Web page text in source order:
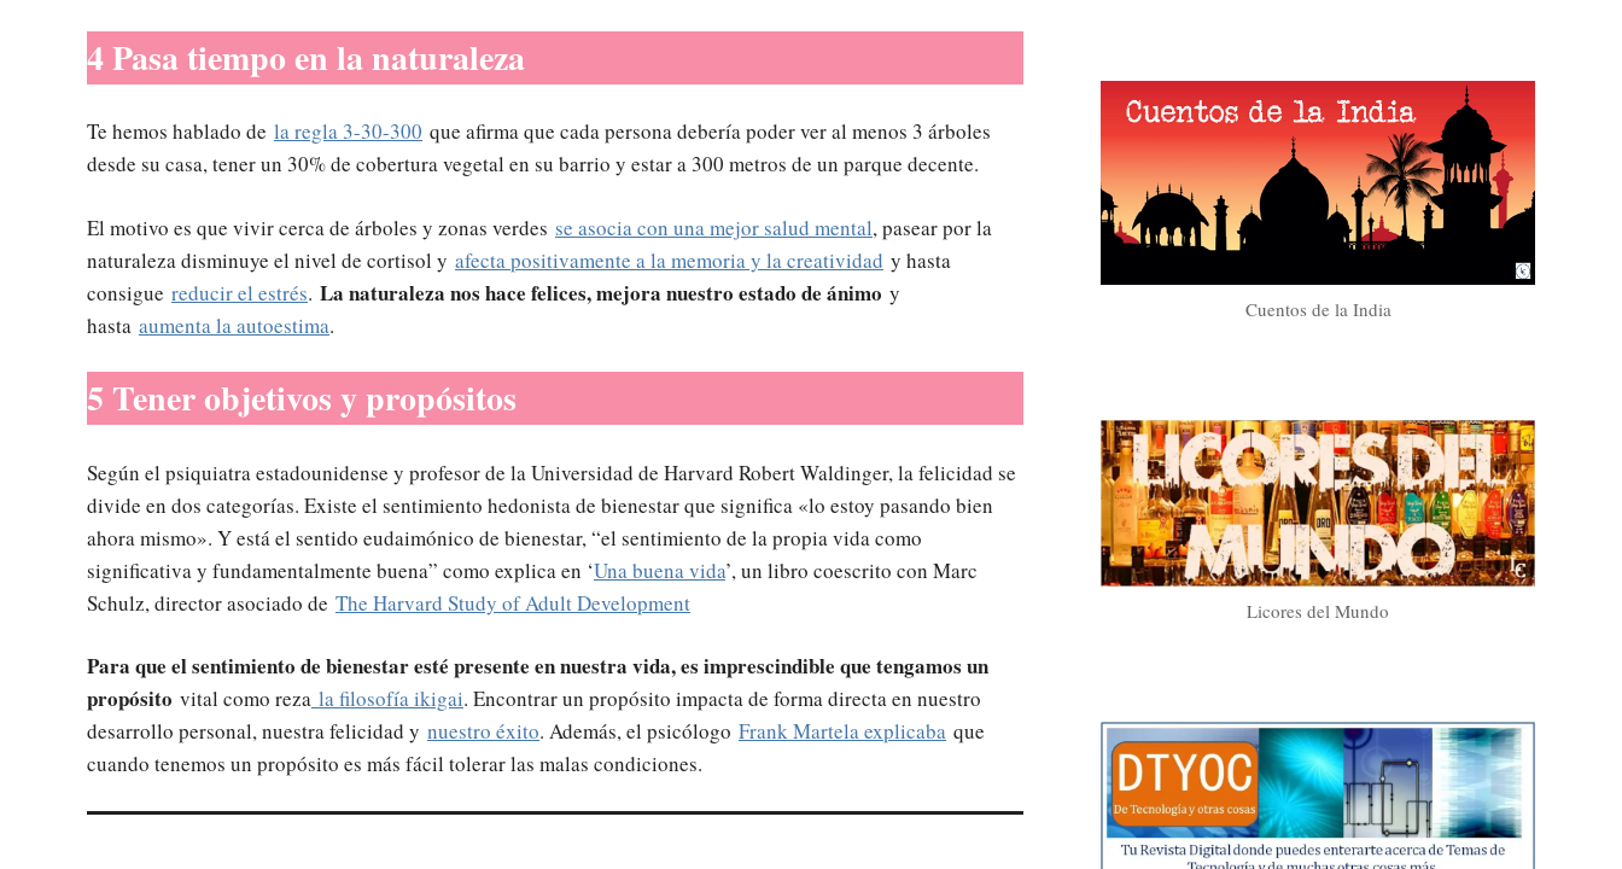
4 Pasa tiempo en la naturaleza
Te hemos hablado de la regla 3-30-300 que afirma que cada persona debería poder ver al menos 3 árboles
desde su casa, tener un 30% de cobertura vegetal en su barrio y estar a 300 metros de un parque decente.
El motivo es que vivir cerca de árboles y zonas verdes se asocia con una mejor salud mental, pasear por la
naturaleza disminuye el nivel de cortisol y afecta positivamente a la memoria y la creatividad y hasta
consigue reducir el estrés. La naturaleza nos hace felices, mejora nuestro estado de ánimo y
hasta aumenta la autoestima.
5 Tener objetivos y propósitos
Según el psiquiatra estadounidense y profesor de la Universidad de Harvard Robert Waldinger, la felicidad se
divide en dos categorías. Existe el sentimiento hedonista de bienestar que significa «lo estoy pasando bien
ahora mismo». Y está el sentido eudaimónico de bienestar, “el sentimiento de la propia vida como
significativa y fundamentalmente buena” como explica en ‘Una buena vida’, un libro coescrito con Marc
Schulz, director asociado de The Harvard Study of Adult Development
Para que el sentimiento de bienestar esté presente en nuestra vida, es imprescindible que tengamos un
propósito vital como reza la filosofía ikigai. Encontrar un propósito impacta de forma directa en nuestro
desarrollo personal, nuestra felicidad y nuestro éxito. Además, el psicólogo Frank Martela explicaba que
cuando tenemos un propósito es más fácil tolerar las malas condiciones.
Cuentos de la India
Licores del Mundo